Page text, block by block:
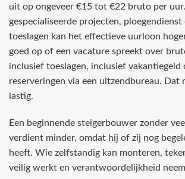
uit op ongeveer €15 tot €22 bruto per
gespecialiseerde projecten,
toeslagen kan het effectieve uurloon
goed op of een vacature spreekt over
inclusief toeslagen, inclusief vakantiegeld
reserveringen via een uitzendbureau. Dat
lastig.
Een beginnende steigerbouwer zonder
verdient minder, omdat hij of zij nog
heeft. Wie zelfstandig kan monteren,
veilig werkt en verantwoordelijkheid